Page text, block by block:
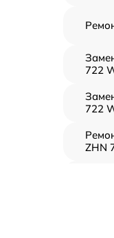
722
722
ZHN